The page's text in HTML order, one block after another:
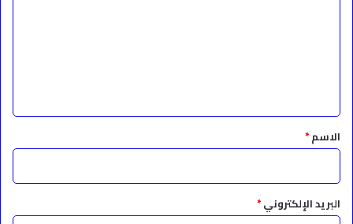
*الاسم*
البريد الإلكتروني*